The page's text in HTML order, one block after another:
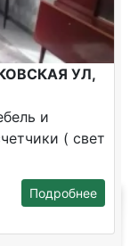
УЛ,
и
( свет
Подробнее